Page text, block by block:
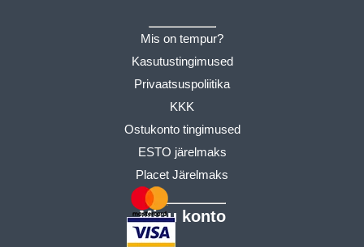
Mis on tempur?
Kasutustingimused
Privaatsuspoliitika
KKK
Ostukonto tingimused
ESTO järelmaks
Placet Järelmaks
Minu konto